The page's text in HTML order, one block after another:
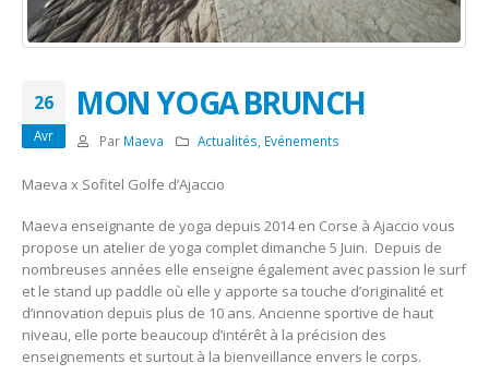
26
Avr
MON YOGA BRUNCH
Par Maeva Actualités Evénements
Maeva x Sofitel Golfe d’Ajaccio
Maeva enseignante de yoga depuis 2014 en Corse à Ajaccio vous
propose un atelier de yoga complet dimanche 5 Juin. Depuis de
nombreuses années elle enseigne également avec passion le surf
et le stand up paddle où elle y apporte sa touche d’originalité et
d’innovation depuis plus de 10 ans. Ancienne sportive de haut
niveau, elle porte beaucoup d’intérêt à la précision des
enseignements et surtout à la bienveillance envers le corps.